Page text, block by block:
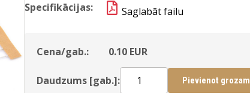
Specifikācijas:
Saglabāt failu
Cena/gab.: 0.10 EUR
Daudzums [gab.]: Pievienot grozam